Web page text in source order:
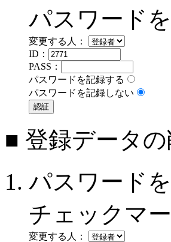
パスワード
変更する人：
ID：
PASS：
パスワードを記録する
パスワードを記録しない
■ 登録データ
パスワード
チェックマ
変更する人：